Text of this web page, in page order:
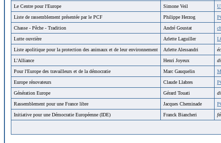
Le Centre pour l'Europe
Simone Veil
Liste de rassemblement présentée par le PCF
Philippe Herzog
Chasse - Pêche - Tradition
André Goustat
Lutte ouvrière
Arlette Laguiller
Liste apolitique pour la protection des animaux et de leur environnement
Arlette Alessandri
L'Alliance
Henri Joyeux
Pour l'Europe des travailleurs et de la démocratie
Marc Gauquelin
Europe rénovateurs
Claude Llabres
Génération Europe
Gérard Touati
Rassemblement pour une France libre
Jacques Cheminade
Initiative pour une Démocratie Européenne (IDE)
Franck Biancheri